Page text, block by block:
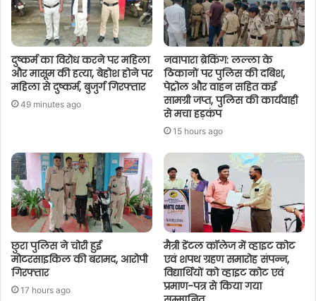
दुष्कर्म का विरोध करने पर महिला
और मासूम की हत्या, बेहोश होने पर
महिला से दुष्कर्म, बुजुर्ग गिरफ्तार
49 minutes ago
नवापारा ब्रेकिंग: लल्ला के
ठिकानों पर पुलिस की दबिश,
पेट्रोल और वाहन सहित कई
सामग्री जप्त, पुलिस की कार्यवाही
से मचा हड़कंप
15 hours ago
छुरा पुलिस ने चोरी हुई
मोटरसाइकिल की बरामद, आरोपी
गिरफ्तार
17 hours ago
मैत्री डेंटल कॉलेज में व्हाइट कोट
एवं शपथ ग्रहण समारोह संपन्न,
विद्यार्थियों को व्हाइट कोट एवं
प्रमाण-पत्र से किया गया